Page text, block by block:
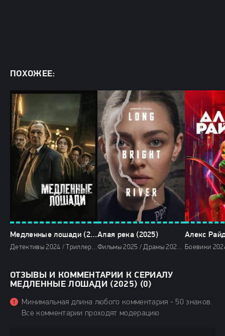
ПОХОЖЕЕ:
Медленные лошади (2024)
Детективы 2024 / Триллеры 2024 / Сериалы 2024 / Фильмы 2024 / Сериалы в озвучке TVShows / Сериалы в озвучке LostFilm / Сериалы в озвучке HDrezka Studio / Сериалы в озвучке Newstudio / Смотреть фильмы онлайн
Алая река (2025)
Фильмы 2025 / Драмы 2025 / Триллеры 2025 / Сериалы 2025 / Сериалы 4K / Сериалы весны 2025 / Новинки сериалов 2025 / Смотреть фильмы онлайн
Алекс
ОТЗЫВЫ И КОММЕНТАРИИ К СЕРИАЛУ
МЕДЛЕННЫЕ ЛОШАДИ (2025) (0)
Минимальная длина любого комментария - 50 знаков.
Все комментарии проходят модерацию